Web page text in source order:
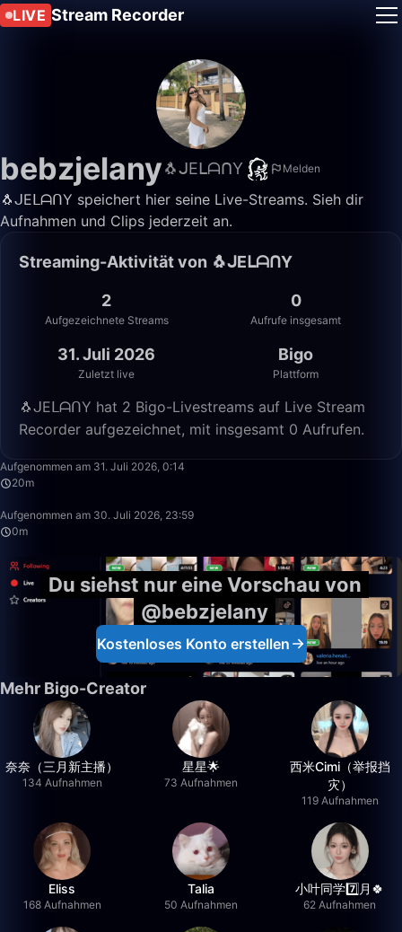
LIVE Stream Recorder
bebzjelany🐧ᒍEᒪᗩᑎY Melden
🐧ᒍEᒪᗩᑎY speichert hier seine Live-Streams. Sieh dir
Aufnahmen und Clips jederzeit an.
Streaming-Aktivität von 🐧ᒍEᒪᗩᑎY
2
Aufgezeichnete Streams
0
Aufrufe insgesamt
31. Juli 2026
Zuletzt live
Bigo
Plattform
🐧ᒍEᒪᗩᑎY hat 2 Bigo-Livestreams auf Live Stream
Recorder aufgezeichnet, mit insgesamt 0 Aufrufen.
Aufgenommen am 31. Juli 2026, 0:14
20m
Aufgenommen am 30. Juli 2026, 23:59
0m
Du siehst nur eine Vorschau von
@bebzjelany
Kostenloses Konto erstellen
Mehr Bigo-Creator
奈奈（三月新主播）
134 Aufnahmen
星星🌟
73 Aufnahmen
西米Cimi（举报挡
灾）
119 Aufnahmen
Eliss
168 Aufnahmen
Talia
50 Aufnahmen
小叶同学7️⃣月🍀
62 Aufnahmen